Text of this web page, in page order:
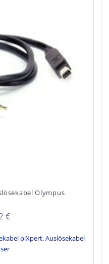
Olympus
€
piXpert,Auslösekabel